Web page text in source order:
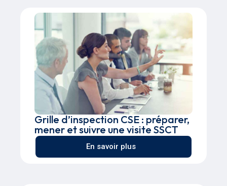
Grille d’inspection CSE : préparer,
mener et suivre une visite SSCT
En savoir plus